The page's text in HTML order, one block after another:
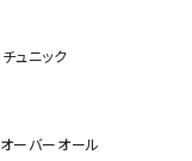
ュニック
オーバーオール